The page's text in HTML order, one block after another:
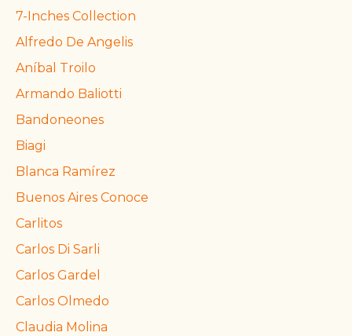
7-Inches Collection
Alfredo De Angelis
Aníbal Troilo
Armando Baliotti
Bandoneones
Biagi
Blanca Ramírez
Buenos Aires Conoce
Carlitos
Carlos Di Sarli
Carlos Gardel
Carlos Olmedo
Claudia Molina